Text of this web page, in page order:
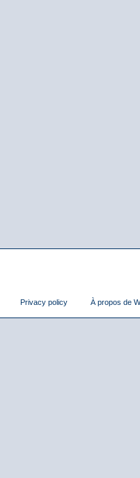
Privacy policy À propos de